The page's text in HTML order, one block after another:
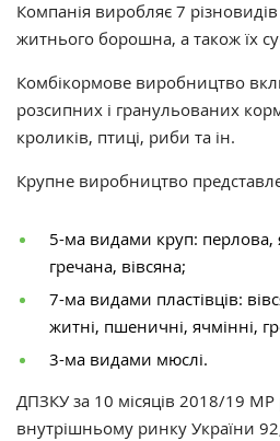
Компанія виробляє 7
житнього борошна, а також їх
Комбікормове виробництво
розсипних і гранульованих
кроликів, птиці, риби та ін.
Крупне виробництво
5-ма видами круп:
гречана, вівсяна;
7-ма видами пластівців:
житні, пшеничні, ячмінні,
3-ма видами мюслі.
ДПЗКУ за 10 місяців 2018/19 МР
внутрішньому ринку України